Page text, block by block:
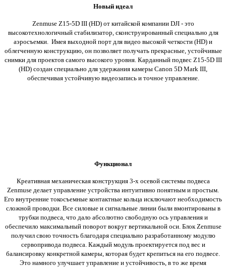
Новый идеал
Zenmuse Z15-5D III (HD) от китайской компании DJI - это
высокотехнологичный стабилизатор, сконструированный специально для
аэросъемки. Имея выходной порт для видео высокой четкости (HD) и
облегченную конструкцию, он позволяет получать прекрасные, устойчивые
снимки для проектов самого высокого уровня. Карданный подвес Z15-5D III
(HD) создан специально для удержания камеры Canon 5D Mark III,
обеспечивая устойчивую видеозапись и точное управление.
Функционал
Креативная механическая конструкция 3-х осевой системы подвеса
Zenmuse делает управление устройства интуитивно понятным и простым.
Его внутренние токосъемные контактные кольца исключают необходимость
сложной проводки. Все силовые и сигнальные линии были вмонтированы в
трубки подвеса, что дало абсолютно свободную ось управления и
обеспечило максимальный поворот вокруг вертикальной оси. Блок Zenmuse
получил свою точность благодаря специально разработанному модулю
сервопривода подвеса. Каждый модуль проектируется под вес и
балансировку конкретной камеры, которая будет крепиться на его подвесе.
Это намного улучшает управление и устойчивость, в то же время